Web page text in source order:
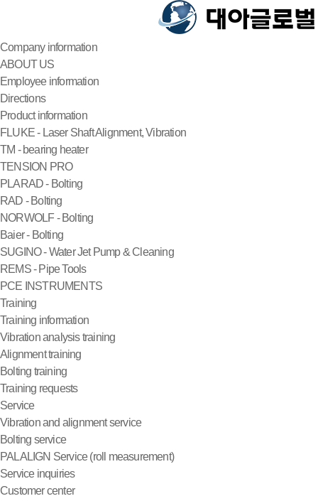
Company information
ABOUT US
Employee information
Directions
Product information
FLUKE - Laser Shaft Alignment, Vibration
TM - bearing heater
TENSION PRO
PLARAD - Bolting
RAD - Bolting
NORWOLF - Bolting
Baier - Bolting
SUGINO - Water Jet Pump & Cleaning
REMS - Pipe Tools
PCE INSTRUMENTS
Training
Training information
Vibration analysis training
Alignment training
Bolting training
Training requests
Service
Vibration and alignment service
Bolting service
PALALIGN Service (roll measurement)
Service inquiries
Customer center